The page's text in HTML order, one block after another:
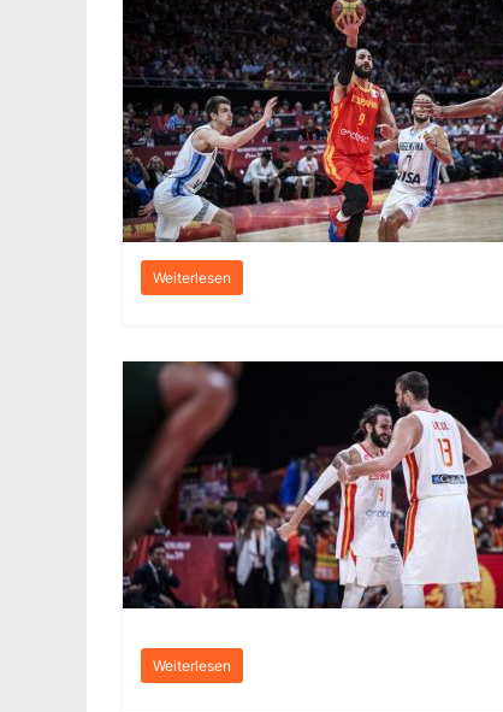
Weiterlesen
Weiterlesen